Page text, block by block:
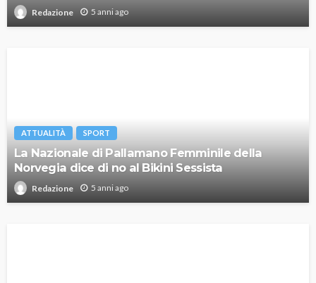
Redazione 5 anni ago
ATTUALITÀ SPORT
La Nazionale di Pallamano Femminile della
Norvegia dice di no al Bikini Sessista
Redazione 5 anni ago